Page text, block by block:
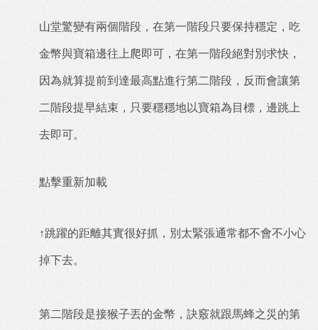
山堂驚變有兩個階段，在第一階段只要保持穩定，吃
金幣與寶箱邊往上爬即可，在第一階段絕對別求快，
因為就算提前到達最高點進行第二階段，反而會讓第
二階段提早結束，只要穩穩地以寶箱為目標，邊跳上
去即可。
點擊重新加載
↑跳躍的距離其實很好抓，別太緊張通常都不會不小心
掉下去。
第二階段是接猴子丟的金幣，訣竅就跟馬蜂之災的第